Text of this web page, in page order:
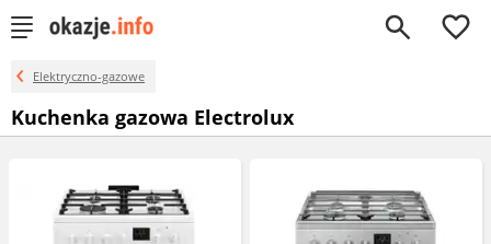
0
Elektryczno-gazowe
Kuchenka gazowa Electrolux